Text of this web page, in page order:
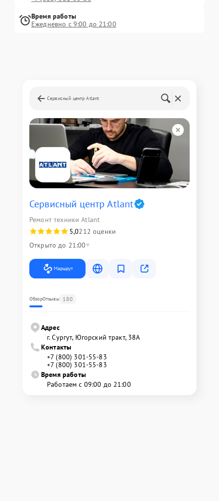
Время работы
Ежедневно с 9:00 до 21:00
Сервисный центр Atlant
Сервисный центр Atlant
Ремонт техники Atlant
5,0212 оценки
Открыто до 21:00
Маршрут
ОбзорОтзывы 180
Адрес
г. Сургут, Югорский тракт, 38А
Контакты
+7 (800) 301-55-83
+7 (800) 301-55-83
Время работы
Работаем с 09:00 до 21:00